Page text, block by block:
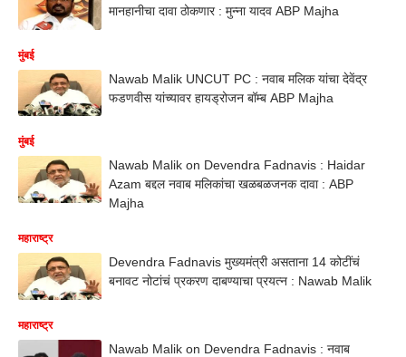
मानहानीचा दावा ठोकणार : मुन्ना यादव ABP Majha
मुंबई
Nawab Malik UNCUT PC : नवाब मलिक यांचा देवेंद्र
फडणवीस यांच्यावर हायड्रोजन बॉम्ब ABP Majha
मुंबई
Nawab Malik on Devendra Fadnavis : Haidar
Azam बद्दल नवाब मलिकांचा खळबळजनक दावा : ABP
Majha
महाराष्ट्र
Devendra Fadnavis मुख्यमंत्री असताना 14 कोटींचं
बनावट नोटांचं प्रकरण दाबण्याचा प्रयत्न : Nawab Malik
महाराष्ट्र
Nawab Malik on Devendra Fadnavis : नवाब